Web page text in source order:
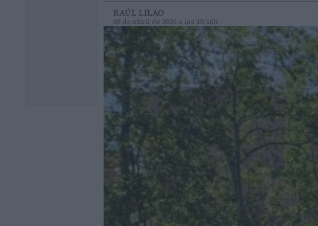
RAÚL LILAO
08 de abril de 2026 a las 18:16h